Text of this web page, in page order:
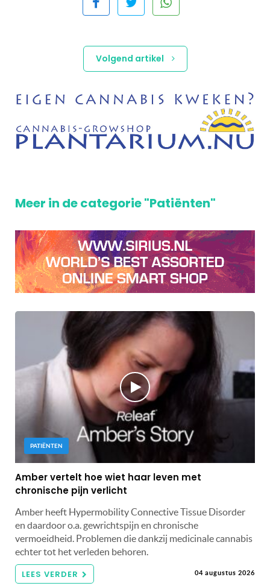
Volgend artikel
Meer in de categorie "Patiënten"
PATIËNTEN
Amber vertelt hoe wiet haar leven met
chronische pijn verlicht
Amber heeft Hypermobility Connective Tissue Disorder
en daardoor o.a. gewrichtspijn en chronische
vermoeidheid. Problemen die dankzij medicinale cannabis
echter tot het verleden behoren.
LEES VERDER 04 augustus 2026